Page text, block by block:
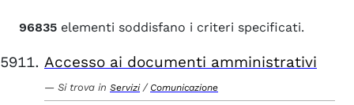
96835 elementi soddisfano i criteri specificati.
Accesso ai documenti amministrativi
Si trova in Servizi / Comunicazione